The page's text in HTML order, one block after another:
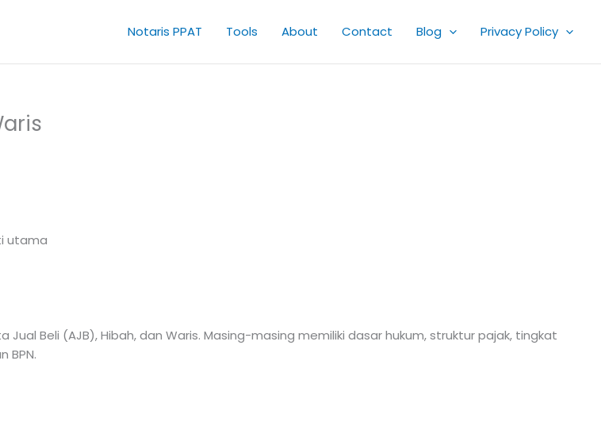
Notaris PPAT Tools About Contact Blog Privacy Policy
utama
Beli (AJB), Hibah, dan Waris. Masing-masing memiliki dasar hukum, struktur pajak, tingkat
BPN.